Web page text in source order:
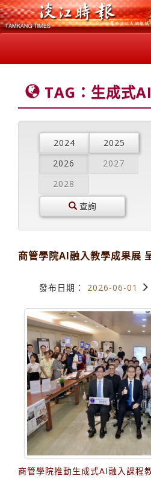
TAG：生成式AI
2024
2025
2026
2027
2028
查詢
商管學院AI融入教學成果展
發布日期： 2026-06-01
商管學院推動生成式AI融入課程